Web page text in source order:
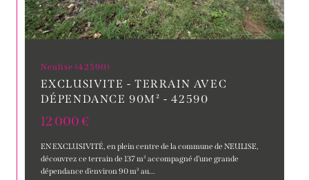
Neulise (42590)
EXCLUSIVITE - TERRAIN AVEC
DÉPENDANCE 90M² - 42590
12 000 €
EN EXCLUSIVITÉ, en plein centre de la commune de NEULISE,
découvrez ce terrain de 137 m² accompagné d’une grande
dépendance d'environ 90 m² au...